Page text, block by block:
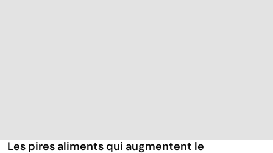
Les pires aliments qui augmentent le